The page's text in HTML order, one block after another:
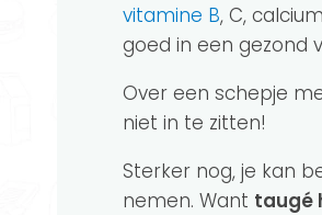
vitamine B, C,
goed in een gezond
Over een schepje
niet in te zitten!
Sterker nog, je kan
nemen. Want taugé